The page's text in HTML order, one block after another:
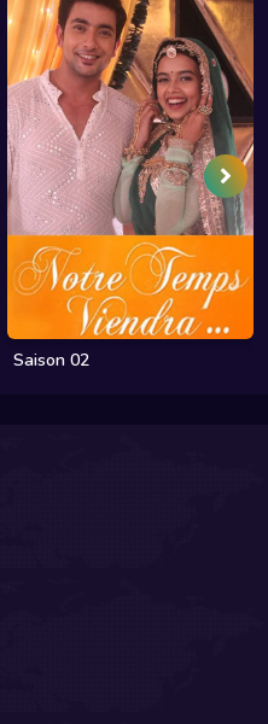
Saison 02